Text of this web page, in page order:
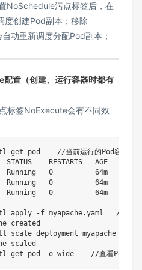
NoSchedule污点标签后，在
度创建Pod副本；移除
动重新调度分配Pod副本；
置（创建、运行容器时都有
标签NoExecute会有不同效
pod    //当前运行的Pod容器（
STATUS    RESTARTS   AGE
0          64m
Running   0          64m
0          64m
apply -f myapache.yaml   //执行
created
scale deployment myapache --
scaled
get pod -o wide    //查看Pod资源